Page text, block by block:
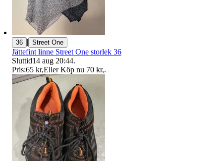
36 | Street One
Jättefint linne Street One storlek 36
Sluttid14 aug 20:44.
Pris:65 kr,Eller Köp nu 70 kr,.